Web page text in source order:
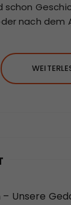
schon
nach dem
– Unsere